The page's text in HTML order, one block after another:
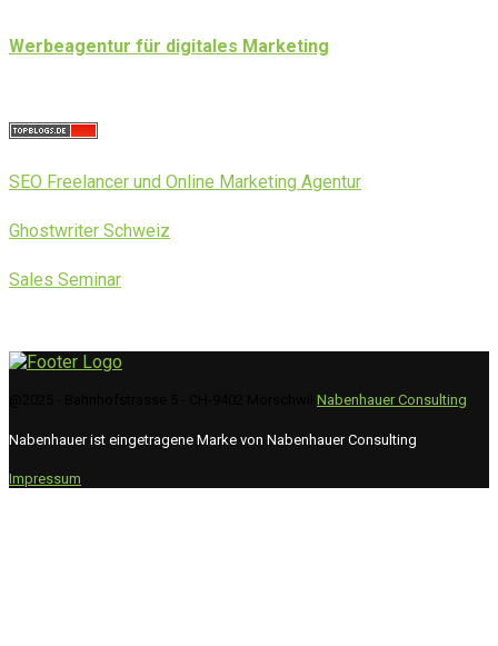
Werbeagentur für digitales Marketing
SEO Freelancer und Online Marketing Agentur
Ghostwriter Schweiz
Sales Seminar
Nabenhauer Consulting
Nabenhauer ist eingetragene Marke von Nabenhauer Consulting
Impressum